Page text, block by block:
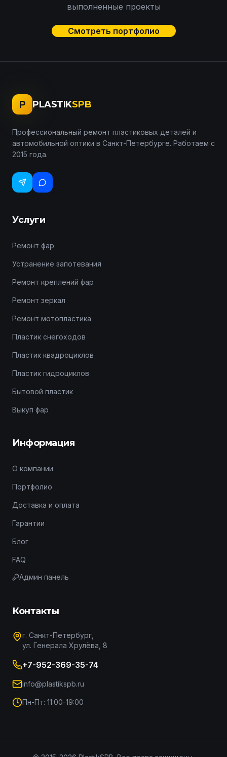
выполненные проекты
Смотреть портфолио
P PLASTIKSPB
Профессиональный ремонт пластиковых деталей и
автомобильной оптики в Санкт-Петербурге. Работаем с
2015 года.
Услуги
Ремонт фар
Устранение запотевания
Ремонт креплений фар
Ремонт зеркал
Ремонт мотопластика
Пластик снегоходов
Пластик квадроциклов
Пластик гидроциклов
Бытовой пластик
Выкуп фар
Информация
О компании
Портфолио
Доставка и оплата
Гарантии
Блог
FAQ
Админ панель
Контакты
г. Санкт-Петербург,
ул. Генерала Хрулёва, 8
+7-952-369-35-74
info@plastikspb.ru
Пн-Пт: 11:00-19:00